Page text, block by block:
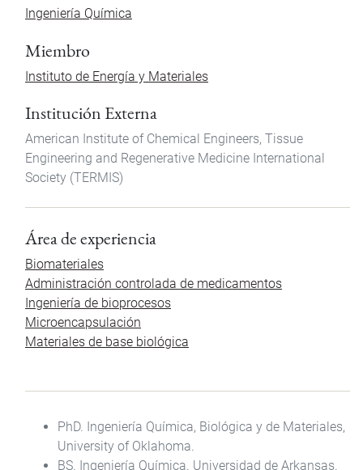
Ingeniería Química
Miembro
Instituto de Energía y Materiales
Institución Externa
American Institute of Chemical Engineers, Tissue
Engineering and Regenerative Medicine International
Society (TERMIS)
Área de experiencia
Biomateriales
Administración controlada de medicamentos
Ingeniería de bioprocesos
Microencapsulación
Materiales de base biológica
PhD. Ingeniería Química, Biológica y de Materiales,
University of Oklahoma.
BS. Ingeniería Química. Universidad de Arkansas.